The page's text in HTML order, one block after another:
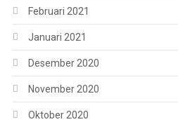
Februari 2021
Januari 2021
Desember 2020
November 2020
Oktober 2020